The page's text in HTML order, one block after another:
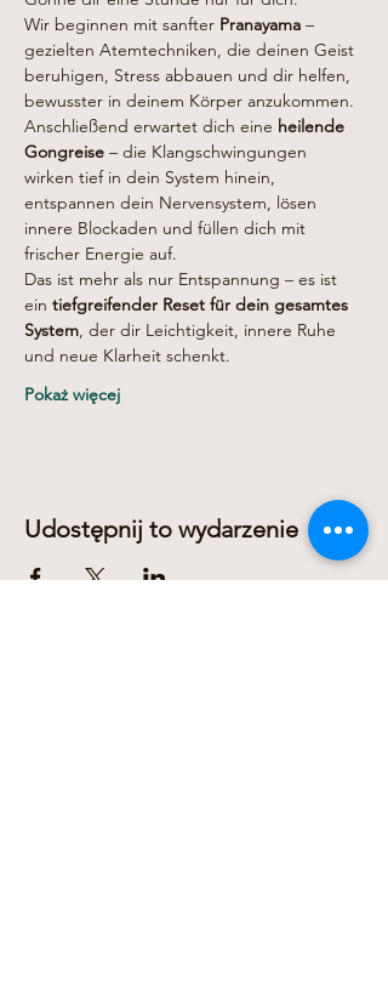
Wir beginnen mit sanfter Pranayama –
gezielten Atemtechniken, die deinen Geist
beruhigen, Stress abbauen und dir helfen,
bewusster in deinem Körper anzukommen.
Anschließend erwartet dich eine heilende
Gongreise – die Klangschwingungen
wirken tief in dein System hinein,
entspannen dein Nervensystem, lösen
innere Blockaden und füllen dich mit
frischer Energie auf.
Das ist mehr als nur Entspannung – es ist
ein tiefgreifender Reset für dein gesamtes
System, der dir Leichtigkeit, innere Ruhe
und neue Klarheit schenkt.
Pokaż więcej
Udostępnij to wydarzenie